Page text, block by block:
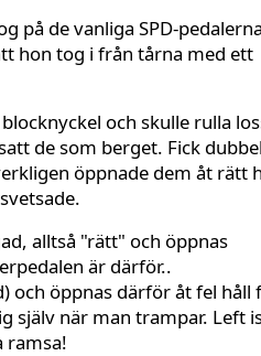
på de vanliga SPD-
hon tog i från tårna med ett
och skulle rulla
de som berget. Fick
öppnade dem åt rätt
alltså "rätt" och öppnas
är därför..
och öppnas därför åt fel håll
själv när man trampar. Left
ramsa!